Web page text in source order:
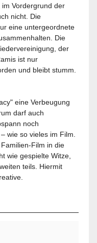
Vordergrund der
nicht. Die
eine untergeordnete
Die
der
ist nur
und bleibt stumm.
eine Verbeugung
darf auch
noch
wie so vieles im Film.
Film in die
wie gespielte Witze,
teils. Hiermit